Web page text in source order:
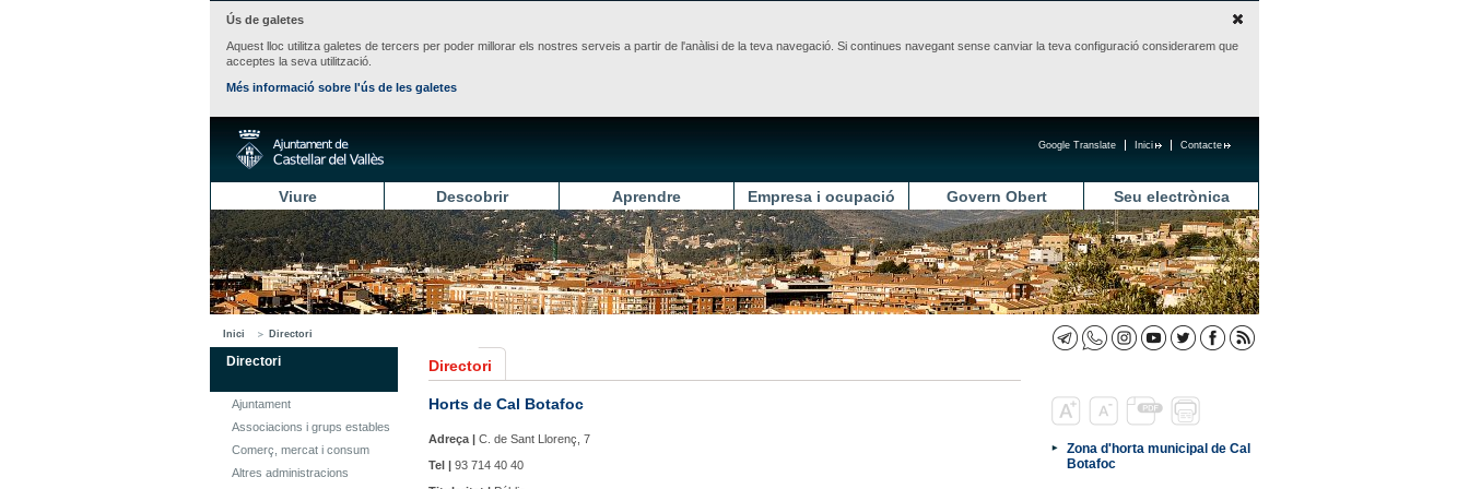
Ús de galetes
Aquest lloc utilitza galetes de tercers per poder millorar els nostres serveis a partir de l'anàlisi de la teva navegació. Si continues navegant sense canviar la teva configuració considerarem que
acceptes la seva utilització.
Més informació sobre l'ús de les galetes
Contacte
Inici
Google Translate
Viure Descobrir Aprendre Empresa i ocupació Govern Obert Seu electrònica
Inici Directori
Directori
Ajuntament
Associacions i grups estables
Comerç, mercat i consum
Altres administracions
Directori
Horts de Cal Botafoc
Adreça | C. de Sant Llorenç, 7
Tel | 93 714 40 40
Zona d'horta municipal de Cal
Botafoc